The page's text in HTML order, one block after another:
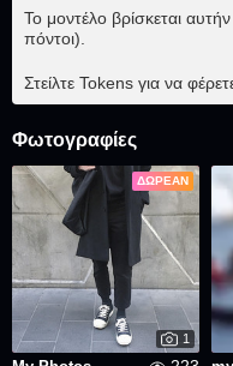
Το μοντέλο βρίσκεται
πόντοι).
Στείλτε Tokens για να
Φωτογραφίες
ΔΩΡΕΆΝ
1